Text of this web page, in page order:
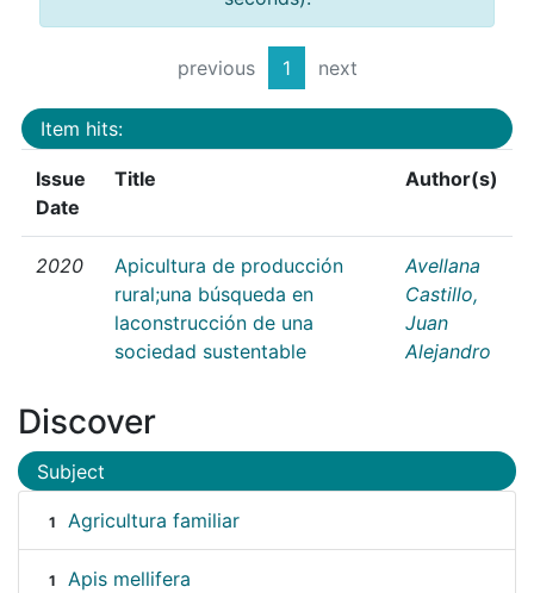
previous 1 next
Item hits:
Issue
Date
Title Author(s)
2020
Apicultura de producción
rural;una búsqueda en
laconstrucción de una
sociedad sustentable
Avellana
Castillo,
Juan
Alejandro
Discover
Subject
1 Agricultura familiar
1 Apis mellifera